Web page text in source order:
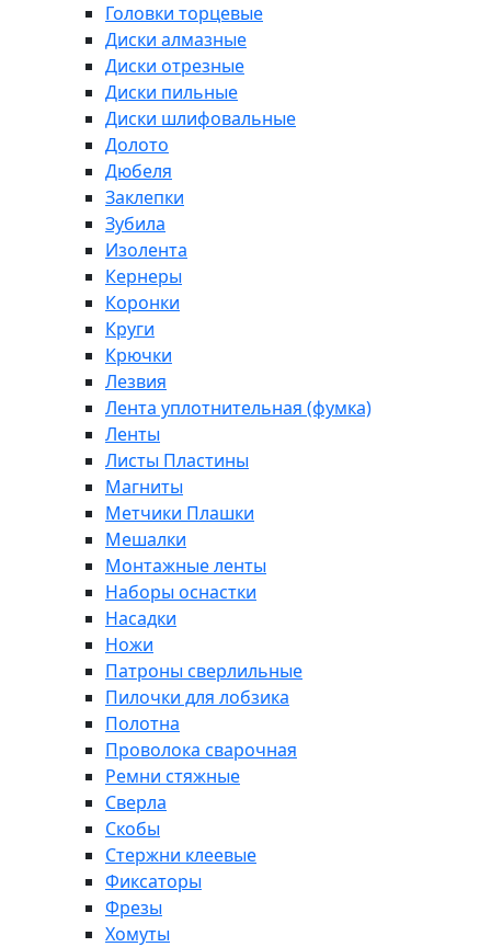
Головки торцевые
Диски алмазные
Диски отрезные
Диски пильные
Диски шлифовальные
Долото
Дюбеля
Заклепки
Зубила
Изолента
Кернеры
Коронки
Круги
Крючки
Лезвия
Лента уплотнительная (фумка)
Ленты
Листы Пластины
Магниты
Метчики Плашки
Мешалки
Монтажные ленты
Наборы оснастки
Насадки
Ножи
Патроны сверлильные
Пилочки для лобзика
Полотна
Проволока сварочная
Ремни стяжные
Сверла
Скобы
Стержни клеевые
Фиксаторы
Фрезы
Хомуты